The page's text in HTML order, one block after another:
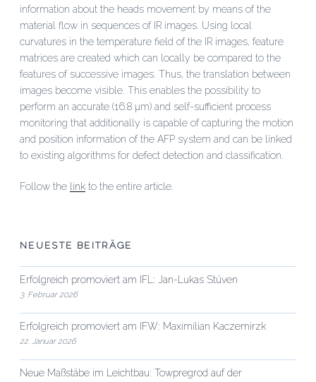
information about the heads movement by means of the
material flow in sequences of IR images. Using local
curvatures in the temperature field of the IR images, feature
matrices are created which can locally be compared to the
features of successive images. Thus, the translation between
images become visible. This enables the possibility to
perform an accurate (16.8 µm) and self-sufficient process
monitoring that additionally is capable of capturing the motion
and position information of the AFP system and can be linked
to existing algorithms for defect detection and classification.
Follow the link to the entire article.
NEUESTE BEITRÄGE
Erfolgreich promoviert am IFL: Jan-Lukas Stüven
3. Februar 2026
Erfolgreich promoviert am IFW: Maximilian Kaczemirzk
22. Januar 2026
Neue Maßstäbe im Leichtbau: Towpregrod auf der